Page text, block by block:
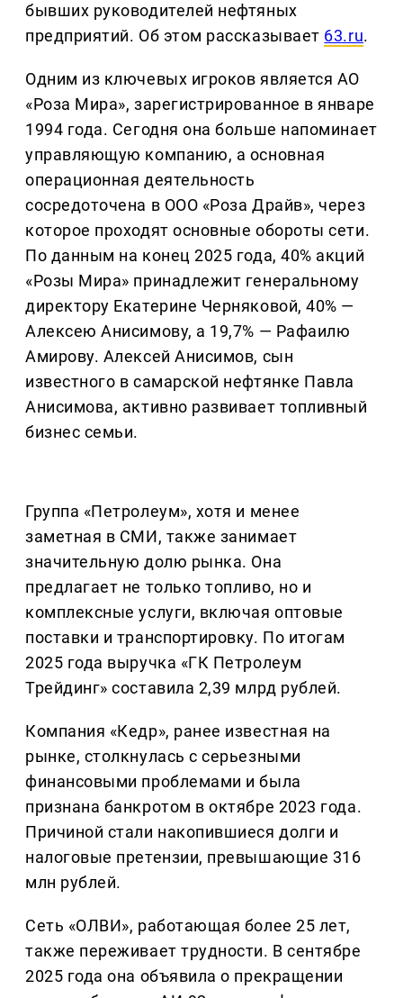
бывших руководителей нефтяных
предприятий. Об этом рассказывает 63.ru.
Одним из ключевых игроков является АО
«Роза Мира», зарегистрированное в январе
1994 года. Сегодня она больше напоминает
управляющую компанию, а основная
операционная деятельность
сосредоточена в ООО «Роза Драйв», через
которое проходят основные обороты сети.
По данным на конец 2025 года, 40% акций
«Розы Мира» принадлежит генеральному
директору Екатерине Черняковой, 40% —
Алексею Анисимову, а 19,7% — Рафаилю
Амирову. Алексей Анисимов, сын
известного в самарской нефтянке Павла
Анисимова, активно развивает топливный
бизнес семьи.
Группа «Петролеум», хотя и менее
заметная в СМИ, также занимает
значительную долю рынка. Она
предлагает не только топливо, но и
комплексные услуги, включая оптовые
поставки и транспортировку. По итогам
2025 года выручка «ГК Петролеум
Трейдинг» составила 2,39 млрд рублей.
Компания «Кедр», ранее известная на
рынке, столкнулась с серьезными
финансовыми проблемами и была
признана банкротом в октябре 2023 года.
Причиной стали накопившиеся долги и
налоговые претензии, превышающие 316
млн рублей.
Сеть «ОЛВИ», работающая более 25 лет,
также переживает трудности. В сентябре
2025 года она объявила о прекращении